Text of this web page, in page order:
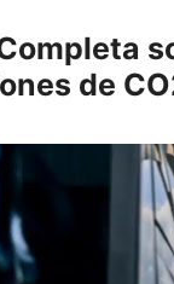
de